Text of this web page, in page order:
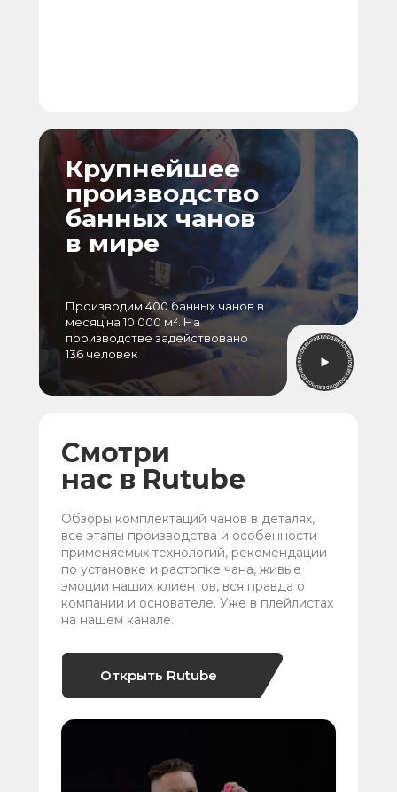
Крупнейшее
производство
банных чанов
в мире
Производим 400 банных чанов в
месяц на 10 000 м². На
производстве задействовано
136 человек
Смотри
нас в Rutube
Обзоры комплектаций чанов в деталях,
все этапы производства и особенности
применяемых технологий, рекомендации
по установке и растопке чана, живые
эмоции наших клиентов, вся правда о
компании и основателе. Уже в плейлистах
на нашем канале.
Открыть Rutube